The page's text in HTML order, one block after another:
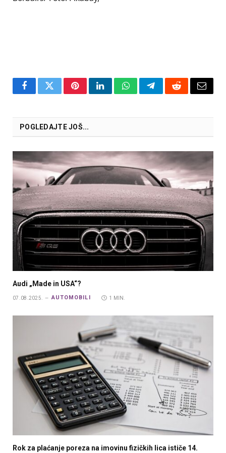
FacebookTwitterPinterestLinkedInWhatsAppTelegramRedditEmail
POGLEDAJTE JOŠ...
Audi „Made in USA“?
07.08.2025. AUTOMOBILI 1 MIN.
Rok za plaćanje poreza na imovinu fizičkih lica ističe 14.